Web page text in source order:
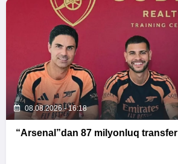
08.08.2026 - 16:18
“Arsenal”dan 87 milyonluq transfer